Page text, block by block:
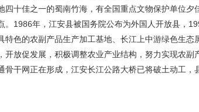
十佳之一的蜀南竹海，有全国重点文物保护单位夕
1986年，江安县被国务院公布为外国人开放县，
色的农副产品生产加工基地、长江上中游绿色生态
放促发展，积极调整农业产业结构，努力实现农副
干网正在形成，江安长江公路大桥已将破土动工，